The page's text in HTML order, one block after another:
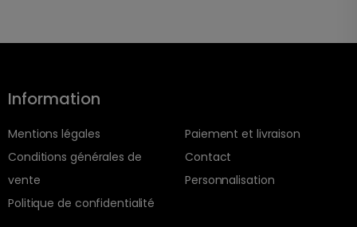
Information
Mentions légales
Conditions générales de
vente
Politique de confidentialité
Paiement et livraison
Contact
Personnalisation